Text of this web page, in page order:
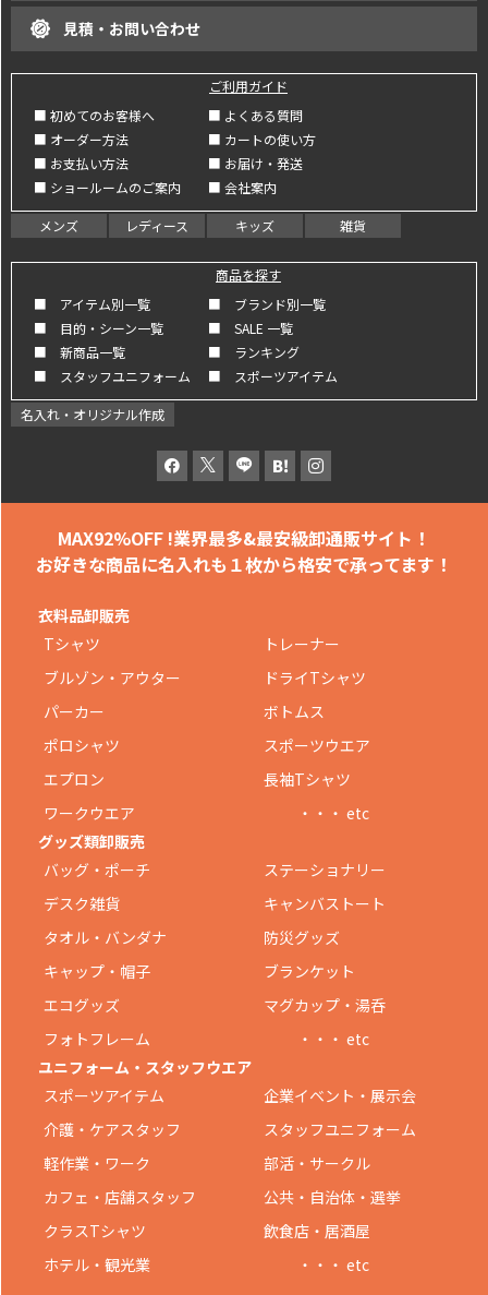
見積・お問い合わせ
ご利用ガイド
■ 初めてのお客様へ
■ よくある質問
■ オーダー方法
■ カートの使い方
■ お支払い方法
■ お届け・発送
■ ショールームのご案内
■ 会社案内
メンズ レディース キッズ 雑貨
商品を探す
■ アイテム別一覧
■ ブランド別一覧
■ 目的・シーン一覧
■ SALE 一覧
■ 新商品一覧
■ ランキング
■ スタッフユニフォーム
■ スポーツアイテム
名入れ・オリジナル作成
MAX92%OFF !業界最多&最安級卸通販サイト！
お好きな商品に名入れも １枚から格安で承ってます！
衣料品卸販売
Tシャツ
トレーナー
ブルゾン・アウター
ドライTシャツ
パーカー
ボトムス
ポロシャツ
スポーツウエア
エプロン
長袖Tシャツ
ワークウエア
・・・ etc
グッズ類卸販売
バッグ・ポーチ
ステーショナリー
デスク雑貨
キャンバストート
タオル・バンダナ
防災グッズ
キャップ・帽子
ブランケット
エコグッズ
マグカップ・湯呑
フォトフレーム
・・・ etc
ユニフォーム・スタッフウエア
スポーツアイテム
企業イベント・展示会
介護・ケアスタッフ
スタッフユニフォーム
軽作業・ワーク
部活・サークル
カフェ・店舗スタッフ
公共・自治体・選挙
クラスTシャツ
飲食店・居酒屋
ホテル・観光業
・・・ etc